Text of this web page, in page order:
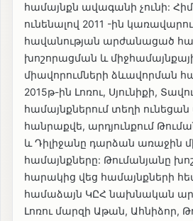
համայնքն ավագանի չունի:
ունենալով 2011 -ին
հավանության արժանացած
խոշորացման և
միավորումների ձևավորման
2015թ-ին Լոռու, Սյունիքի,
համայնքներում տեղի
հանրաքվե, արդյունքում
և Դիլիջանը դարձան առաջին
համայնքները: Թումանյանը
հարակից վեց համայնքների
համաձայն ԿԸՀ նախնական
Լոռու մարզի Աթան, Ահնիձոր,